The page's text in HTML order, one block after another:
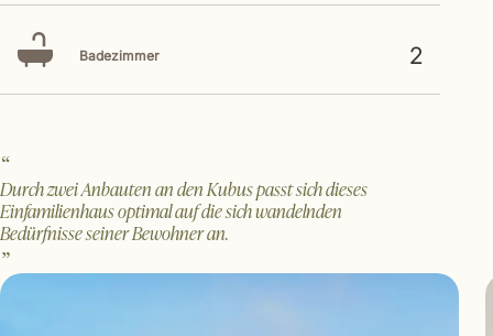
Badezimmer 2
Durch zwei Anbauten an den Kubus passt sich dieses
Einfamilienhaus optimal auf die sich wandelnden
Bedürfnisse seiner Bewohner an.